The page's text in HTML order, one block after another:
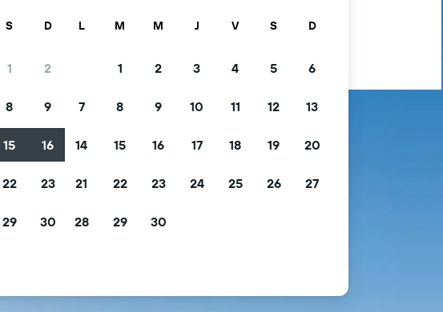
S D
1 2
8 9
15 16
22 23
29 30
L M M J V S D
1 2 3 4 5 6
7 8 9 10 11 12 13
14 15 16 17 18 19 20
21 22 23 24 25 26 27
28 29 30